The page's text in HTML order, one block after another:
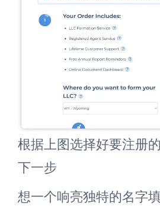
根据上图选择好要注册
下一步
想一个响亮独特的名字